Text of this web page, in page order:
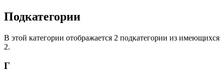
Подкатегории
В этой категории отображается 2 подкатегории из имеющихся
2.
Г